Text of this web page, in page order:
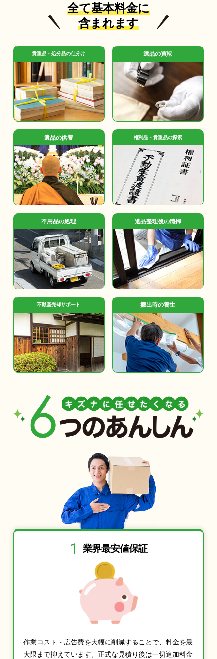
全て基本料金に
含まれます
貴重品・処分品の仕分け 遺品の買取
遺品の供養 権利品・貴重品の探索
不用品の処理 遺品整理後の清掃
不動産売却サポート 搬出時の養生
1 業界最安値保証
作業コスト・広告費を大幅に削減することで、料金を最
大限まで抑えています。正式な見積り後は一切追加料金